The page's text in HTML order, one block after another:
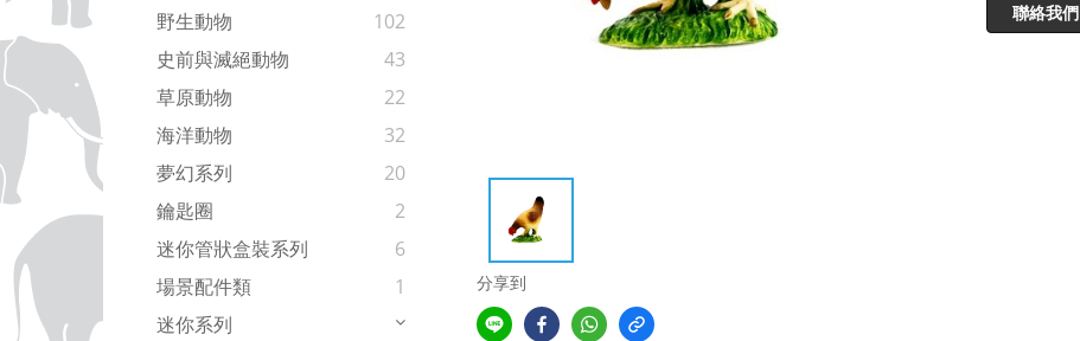
野生動物
102
史前與滅絕動物
43
草原動物
22
海洋動物
32
夢幻系列
20
鑰匙圈
2
迷你管狀盒裝系列
6
場景配件類
1
迷你系列
分享到
聯絡我們